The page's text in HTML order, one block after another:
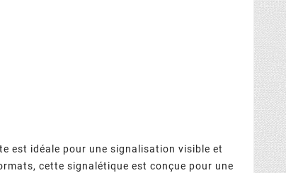
est idéale pour une signalisation visible et
cette signalétique est conçue pour une